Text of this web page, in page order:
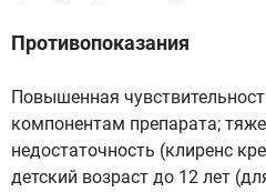
Противопоказания
Повышенная
компонентам препарата;
недостаточность (клиренс
детский возраст до 12 лет